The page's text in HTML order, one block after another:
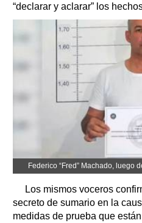
“declarar y aclarar” los
Federico “Fred” Machado, luego
Los mismos voceros
secreto de sumario en la
medidas de prueba que